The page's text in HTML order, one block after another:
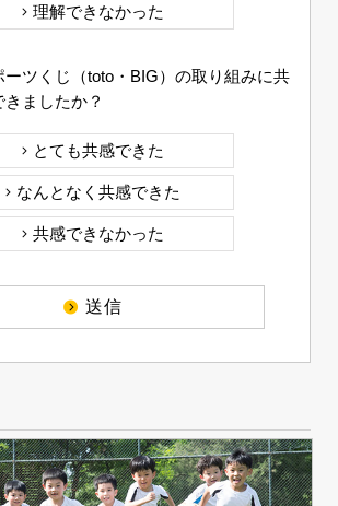
理解できなかった
ーツくじ（toto・BIG）の取り組みに共
きましたか？
とても共感できた
なんとなく共感できた
共感できなかった
送信